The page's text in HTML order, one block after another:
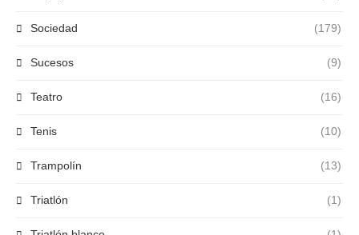
Sociedad (179)
Sucesos (9)
Teatro (16)
Tenis (10)
Trampolín (13)
Triatlón (1)